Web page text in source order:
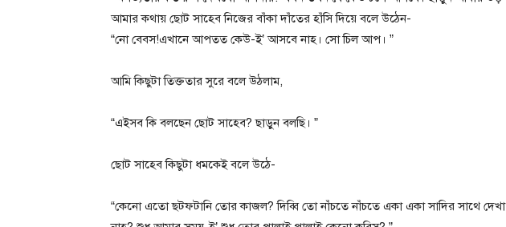
আমার কথায় ছোট সাহেব নিজের বাঁকা দাঁতের হাঁসি দিয়ে বলে উঠেন-
“নো বেবস!এখানে আপতত কেউ-ই’ আসবে নাহ। সো চিল আপ। ”
আমি কিছুটা তিক্ততার সুরে বলে উঠলাম,
“এইসব কি বলছেন ছোট সাহেব? ছাড়ুন বলছি। ”
ছোট সাহেব কিছুটা ধমকেই বলে উঠে-
“কেনো এতো ছটফটানি তোর কাজল? দিব্বি তো নাঁচতে নাঁচতে একা একা সাদির সাথে